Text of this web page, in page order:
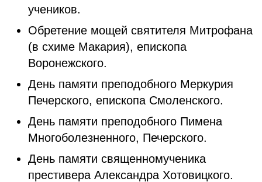
учеников.
Обретение мощей святителя Митрофана
(в схиме Макария), епископа
Воронежского.
День памяти преподобного Меркурия
Печерского, епископа Смоленского.
День памяти преподобного Пимена
Многоболезненного, Печерского.
День памяти священномученика
престивера Александра Хотовицкого.